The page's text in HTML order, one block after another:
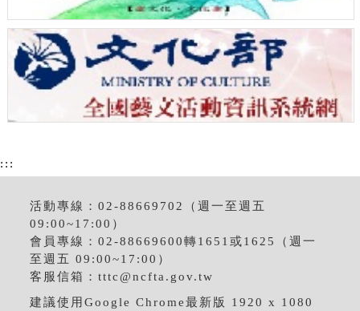
:::
活動專線：02-88669702（週一至週五
09:00~17:00）
會員專線：02-88669600轉1651或1625（週一
至週五 09:00~17:00）
客服信箱：tttc@ncfta.gov.tw
建議使用Google Chrome最新版 1920 x 1080